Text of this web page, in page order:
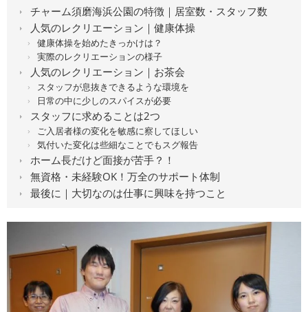
チャーム須磨海浜公園の特徴｜居室数・スタッフ数
人気のレクリエーション｜健康体操
健康体操を始めたきっかけは？
実際のレクリエーションの様子
人気のレクリエーション｜お茶会
スタッフが息抜きできるような環境を
日常の中に少しのスパイスが必要
スタッフに求めることは2つ
ご入居者様の変化を敏感に察してほしい
気付いた変化は些細なことでもスグ報告
ホーム長だけど面接が苦手？！
無資格・未経験OK！万全のサポート体制
最後に｜大切なのは仕事に興味を持つこと